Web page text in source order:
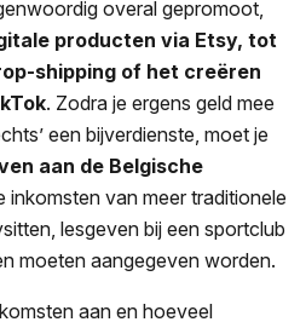
overal gepromoot,
producten via Etsy, tot
shipping of het creëren
. Zodra je ergens geld mee
een bijverdienste, moet je
aan de Belgische
inkomsten van meer traditionele
lesgeven bij een sportclub
moeten aangegeven worden.
aan en hoeveel